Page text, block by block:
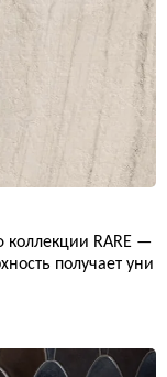
коллекции RARE —
получает уни